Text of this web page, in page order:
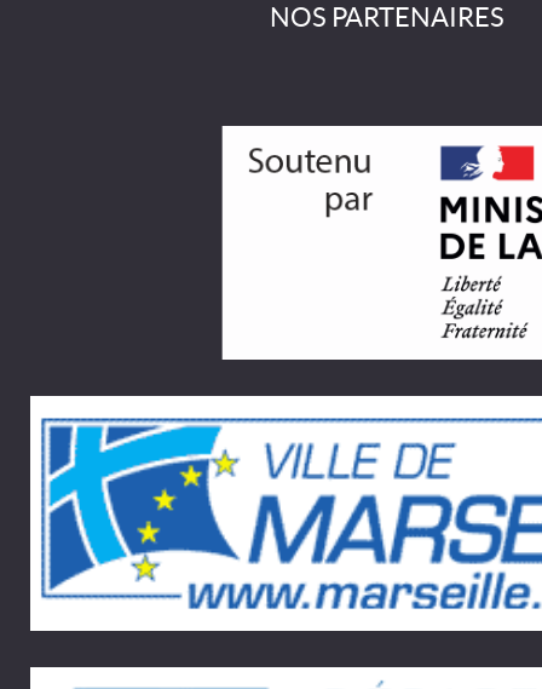
NOS PARTENAIRES